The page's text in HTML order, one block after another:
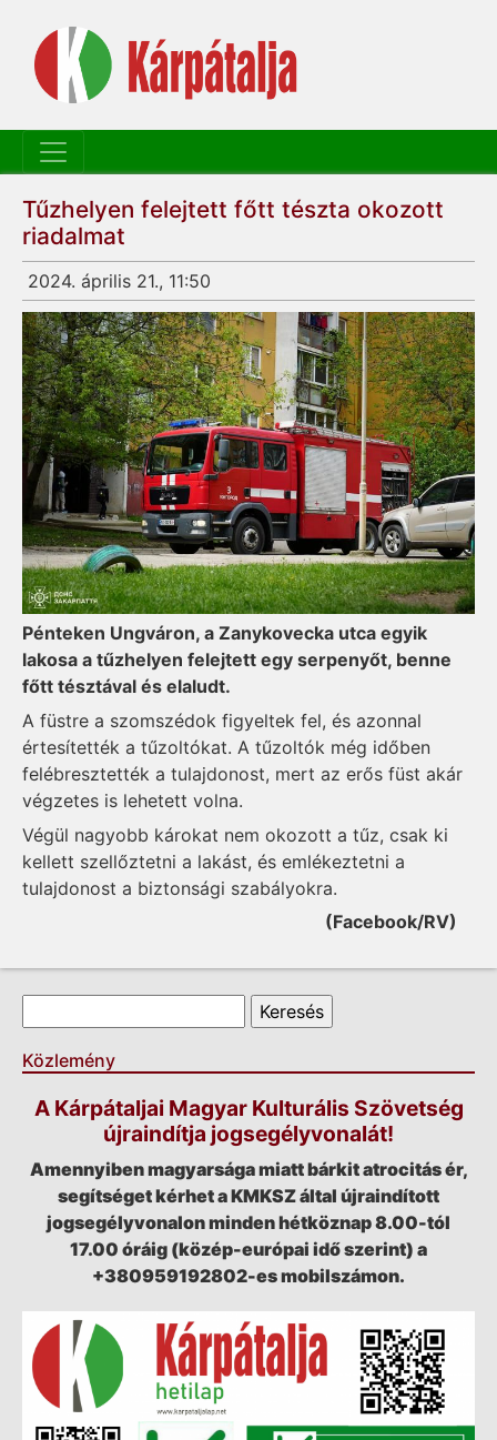
Tűzhelyen felejtett főtt tészta okozott
riadalmat
2024. április 21., 11:50
Pénteken Ungváron, a Zanykovecka utca egyik
lakosa a tűzhelyen felejtett egy serpenyőt, benne
főtt tésztával és elaludt.
A füstre a szomszédok figyeltek fel, és azonnal
értesítették a tűzoltókat. A tűzoltók még időben
felébresztették a tulajdonost, mert az erős füst akár
végzetes is lehetett volna.
Végül nagyobb károkat nem okozott a tűz, csak ki
kellett szellőztetni a lakást, és emlékeztetni a
tulajdonost a biztonsági szabályokra.
(Facebook/RV)
Keresés űrlap
Közlemény
A Kárpátaljai Magyar Kulturális Szövetség
újraindítja jogsegélyvonalát!
Amennyiben magyarsága miatt bárkit atrocitás ér,
segítséget kérhet a KMKSZ által újraindított
jogsegélyvonalon minden hétköznap 8.00-tól
17.00 óráig (közép-európai idő szerint) a
+380959192802-es mobilszámon.